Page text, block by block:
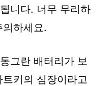
니다. 너무 무리하
하세요.
그란 배터리가 보
키의 심장이라고